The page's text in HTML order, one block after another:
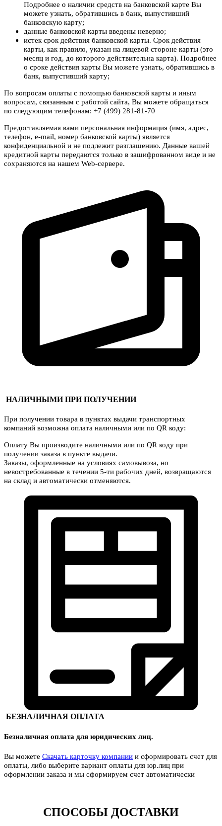
Подробнее о наличии средств на банковской карте Вы
можете узнать, обратившись в банк, выпустивший
банковскую карту;
данные банковской карты введены неверно;
истек срок действия банковской карты. Срок действия
карты, как правило, указан на лицевой стороне карты (это
месяц и год, до которого действительна карта). Подробнее
о сроке действия карты Вы можете узнать, обратившись в
банк, выпустивший карту;
По вопросам оплаты с помощью банковской карты и иным
вопросам, связанным с работой сайта, Вы можете обращаться
по следующим телефонам: +7 (499) 281-81-70
Предоставляемая вами персональная информация (имя, адрес,
телефон, e-mail, номер банковской карты) является
конфиденциальной и не подлежит разглашению. Данные вашей
кредитной карты передаются только в зашифрованном виде и не
сохраняются на нашем Web-сервере.
НАЛИЧНЫМИ ПРИ ПОЛУЧЕНИИ
При получении товара в пунктах выдачи транспортных
компаний возможна оплата наличными или по QR коду:
Оплату Вы производите наличными или по QR коду при
получении заказа в пункте выдачи.
Заказы, оформленные на условиях самовывоза, но
невостребованные в течении 5-ти рабочих дней, возвращаются
на склад и автоматически отменяются.
БЕЗНАЛИЧНАЯ ОПЛАТА
Безналичная оплата для юридических лиц.
Вы можете Скачать карточку компании и сформировать счет для
оплаты, либо выберите вариант оплаты для юр.лиц при
оформлении заказа и мы сформируем счет автоматически
СПОСОБЫ ДОСТАВКИ